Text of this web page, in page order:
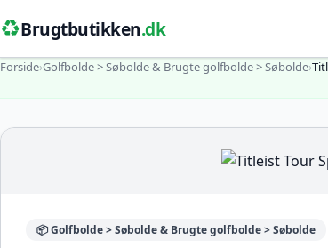
♻️Brugtbutikken.dk
Forside›Golfbolde > Søbolde & Brugte golfbolde > Søbolde›
📦 Golfbolde > Søbolde & Brugte golfbolde > Søbolde